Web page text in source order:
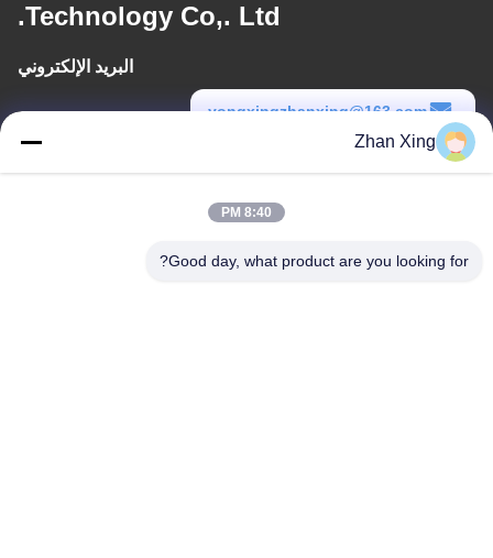
Technology Co,. Ltd.
البريد الإلكتروني
yongxingzhanxing@163.com
Zhan Xing
8:40 PM
Good day, what product are you looking for?